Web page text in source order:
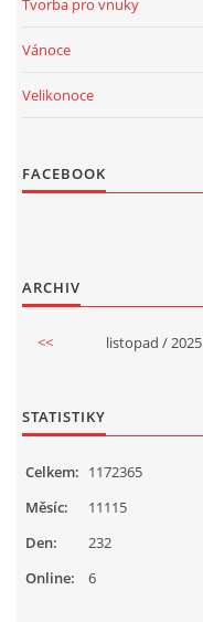
Vánoce
Velikonoce
FACEBOOK
ARCHIV
<< listopad / 2025
STATISTIKY
Online: 6
Celkem: 1172365
Měsíc:
11115
Den:
232